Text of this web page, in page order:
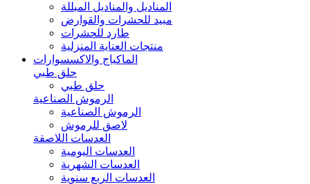
المناديل والمناديل المبللة
مبيد للحشرات والقوارض
طارد للحشرات
منتجات العناية المنزلية
الماكياج والاكسسوارات
حلق طبي
حلق طبي
الرموش الصناعية
الرموش الصناعية
لاصق للرموش
العدسات اللاصقة
العدسات اليومية
العدسات الشهرية
العدسات الربع سنوية